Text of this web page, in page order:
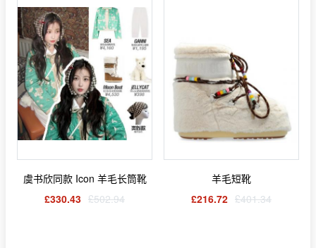
虞书欣同款 Icon 羊毛长筒靴
£330.43 £502.94
羊毛短靴
£216.72 £401.34